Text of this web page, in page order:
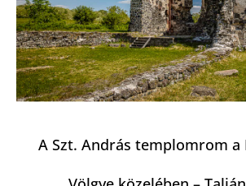
A Szt. András templomrom a